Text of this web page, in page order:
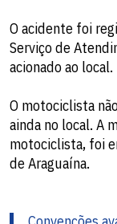
O acidente foi
Serviço de
acionado ao local.
O motociclista
ainda no local. A
motociclista, foi
de Araguaína.